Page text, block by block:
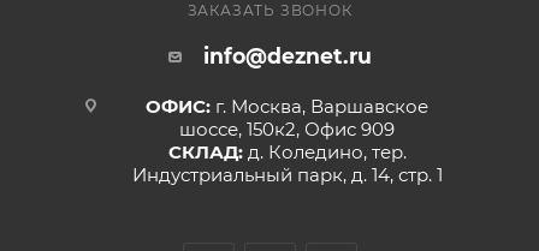
ЗАКАЗАТЬ ЗВОНОК
info@deznet.ru
ОФИС: г. Москва, Варшавское
шоссе, 150к2, Офис 909
СКЛАД: д. Коледино, тер.
Индустриальный парк, д. 14, стр. 1